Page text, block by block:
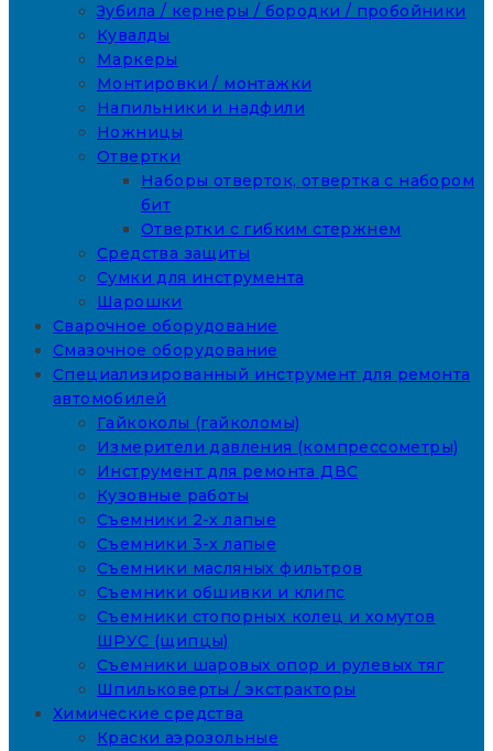
Зубила / кернеры / бородки / пробойники
Кувалды
Маркеры
Монтировки / монтажки
Напильники и надфили
Ножницы
Отвертки
Наборы отверток, отвертка с набором
бит
Отвертки с гибким стержнем
Средства защиты
Сумки для инструмента
Шарошки
Сварочное оборудование
Смазочное оборудование
Специализированный инструмент для ремонта
автомобилей
Гайкоколы (гайколомы)
Измерители давления (компрессометры)
Инструмент для ремонта ДВС
Кузовные работы
Съемники 2-х лапые
Съемники 3-х лапые
Съемники масляных фильтров
Съемники обшивки и клипс
Съемники стопорных колец и хомутов
ШРУС (щипцы)
Съемники шаровых опор и рулевых тяг
Шпильковерты / экстракторы
Химические средства
Краски аэрозольные